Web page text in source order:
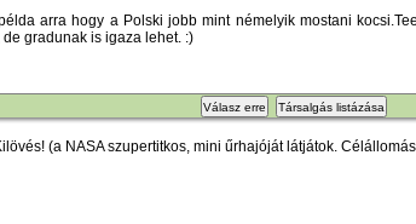
arra hogy a Polski jobb mint némelyik mostani
gradunak is igaza lehet. :)
Válasz erre Társalgás listázása
(a NASA szupertitkos, mini űrhajóját látjátok.